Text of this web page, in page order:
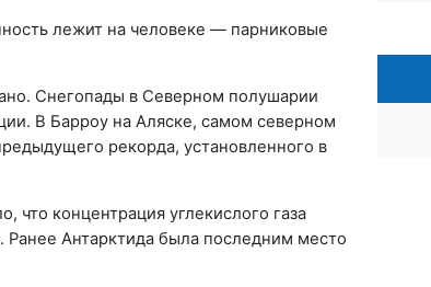
лежит на человеке — парниковые
Снегопады в Северном полушарии
В Барроу на Аляске, самом северном
рекорда, установленного в
концентрация углекислого газа
Антарктида была последним место